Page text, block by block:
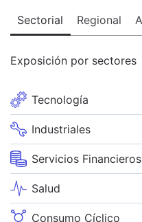
Sectorial Regional
Exposición por sectores
Tecnología
Industriales
Servicios Financieros
Salud
Consumo Cíclico